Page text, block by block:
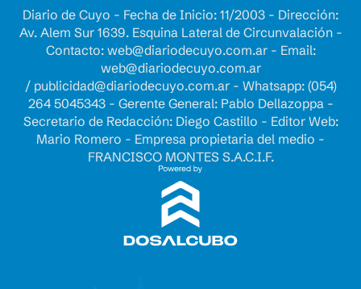
Diario de Cuyo - Fecha de Inicio: 11/2003 - Dirección:
Av. Alem Sur 1639. Esquina Lateral de Circunvalación -
Contacto: web@diariodecuyo.com.ar- Email:
web@diariodecuyo.com.ar
/ publicidad@diariodecuyo.com.ar- Whatsapp: (054)
264 5045343 - Gerente General: Pablo Dellazoppa -
Secretario de Redacción: Diego Castillo - Editor Web:
Mario Romero - Empresa propietaria del medio -
FRANCISCO MONTES S.A.C.I.F.